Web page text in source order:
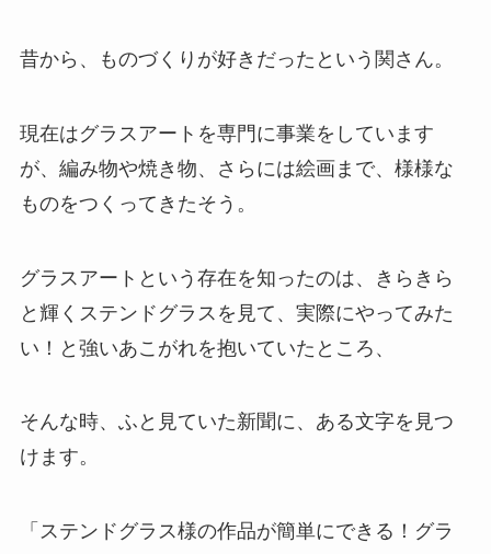
昔から、ものづくりが好きだったという関さん。
現在はグラスアートを専門に事業をしています
が、編み物や焼き物、さらには絵画まで、様様な
ものをつくってきたそう。
グラスアートという存在を知ったのは、きらきら
と輝くステンドグラスを見て、実際にやってみた
い！と強いあこがれを抱いていたところ、
そんな時、ふと見ていた新聞に、ある文字を見つ
けます。
「ステンドグラス様の作品が簡単にできる！グラ